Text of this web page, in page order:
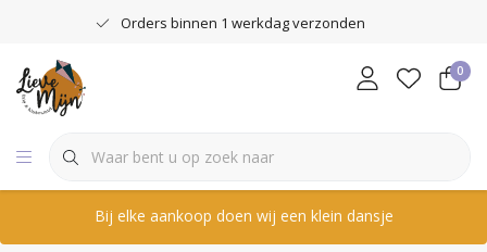
Orders binnen 1 werkdag verzonden
0
Bij elke aankoop doen wij een klein dansje